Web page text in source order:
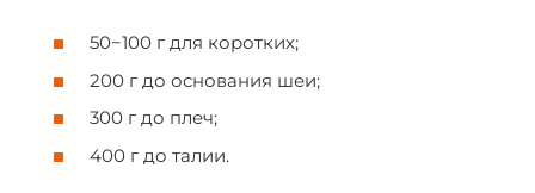
50−100 г для коротких;
200 г до основания шеи;
300 г до плеч;
400 г до талии.